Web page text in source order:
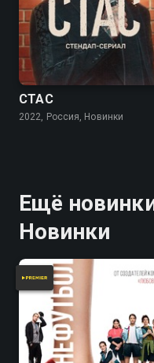
СТАС
2022, Россия, Новинки
Ещё
Новинки